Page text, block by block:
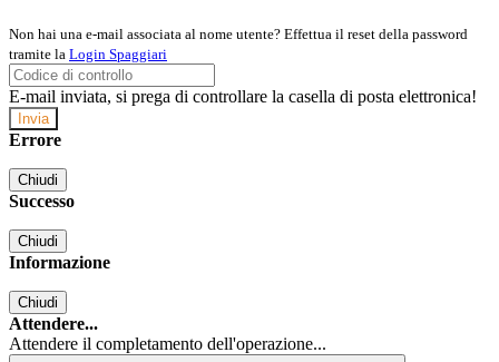
Non hai una e-mail associata al nome utente? Effettua il reset della password
tramite la Login Spaggiari
E-mail inviata, si prega di controllare la casella di posta elettronica!
Errore
Chiudi
Successo
Chiudi
Informazione
Chiudi
Attendere...
Attendere il completamento dell'operazione...